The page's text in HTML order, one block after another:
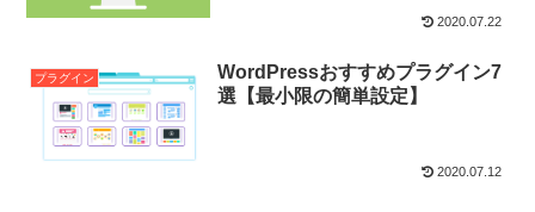
2020.07.22
プラグイン
WordPressおすすめプラグイン7
選【最小限の簡単設定】
2020.07.12